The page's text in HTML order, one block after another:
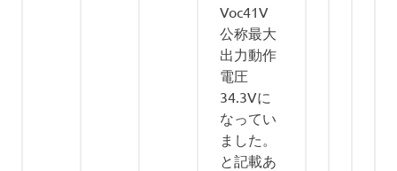
Voc41V
公称最大
出力動作
電圧
34.3Vに
なってい
ました。
と記載あ